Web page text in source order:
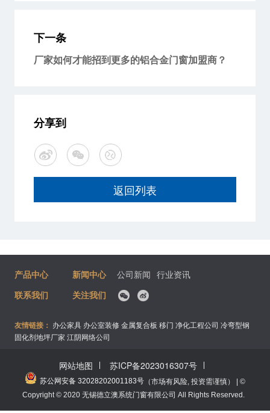
下一条
厂家如何才能招到更多的铝合金门窗加盟商？
分享到
返回列表
产品中心 新闻中心 公司新闻 行业资讯
联系我们
关注我们
友情链接： 办公家具 办公室装修 金属复合板 移门 净化工程公司 冷弯型钢
固化剂地坪厂家 江阴网络公司
网站地图 苏ICP备2023016307号
苏公网安备 32028202001183号 （市场有风险, 投资需谨慎） | ©
Copyright © 2020 无锡德立澳系统门窗有限公司 All Rights Reserved.